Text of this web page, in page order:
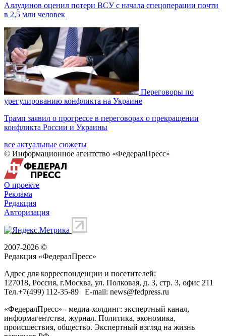
Алаудинов оценил потери ВСУ с начала спецоперации почти
в 2,5 млн человек
Переговоры по
урегулированию конфликта на Украине
Трамп заявил о прогрессе в переговорах о прекращении
конфликта России и Украины
все актуальные сюжеты
© Информационное агентство «ФедералПресс»
О проекте
Реклама
Редакция
Авторизация
2007-2026 ©
Редакция «ФедералПресс»
Адрес для корреспонденции и посетителей:
127018, Россия, г.Москва, ул. Полковая, д. 3, стр. 3, офис 211
Тел.+7(499) 112-35-89 E-mail: news@fedpress.ru
«ФедералПресс» - медиа-холдинг: экспертный канал,
информагентства, журнал. Политика, экономика,
происшествия, общество. Экспертный взгляд на жизнь